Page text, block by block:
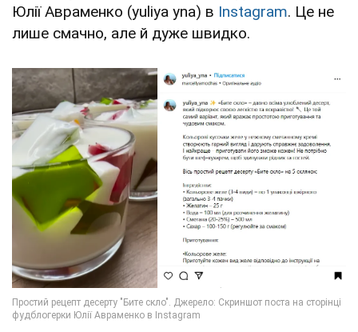
Юлії Авраменко (yuliya yna) в Instagram. Це не
лише смачно, але й дуже швидко.